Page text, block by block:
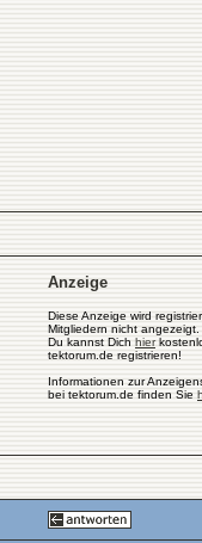
Anzeige
Diese Anzeige wird
Mitgliedern nicht angezeigt.
Du kannst Dich hier
tektorum.de registrieren!
Informationen zur
bei tektorum.de finden Sie